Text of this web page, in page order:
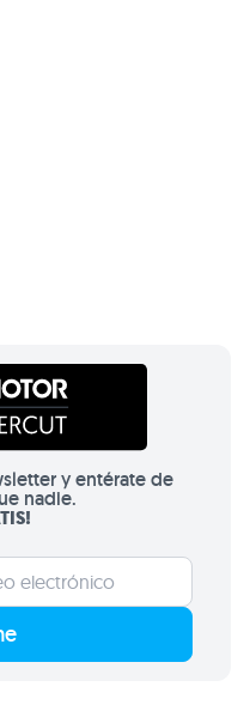
y entérate de
nadie.